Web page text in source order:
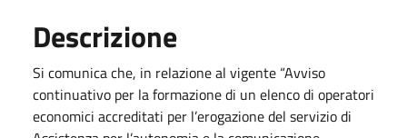
Descrizione
Si comunica che, in relazione al vigente “Avviso
continuativo per la formazione di un elenco di operatori
economici accreditati per l’erogazione del servizio di